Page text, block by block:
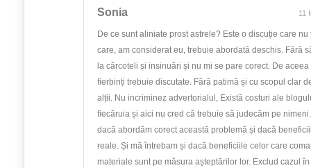
Sonia 11
De ce sunt aliniate prost astrele? Este o discuție care
care, am considerat eu, trebuie abordată deschis. Fără
la cârcoteli și insinuări și nu mi se pare corect. De
fierbinți trebuie discutate. Fără patimă și cu scopul clar
alții. Nu incriminez advertorialul, Există costuri ale
fiecăruia și aici nu cred că trebuie să judecăm pe
dacă abordăm corect această problemă și dacă
reale. Și mă întrebam și dacă beneficiile celor care
materiale sunt pe măsura așteptărilor lor. Exclud cazul